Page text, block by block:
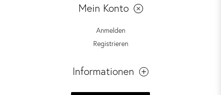
Mein Konto
Anmelden
Registrieren
Informationen